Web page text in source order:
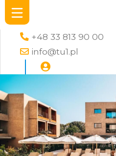
+48 33 813 90 00
info@tu1.pl